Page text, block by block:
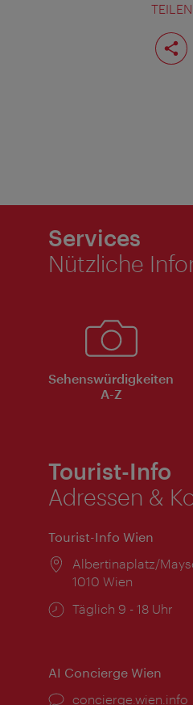
TEILEN
Seite
teilen
Services
Nützliche
Sehenswürdigkeiten
A-Z
Tourist-Info
Adressen &
Tourist-Info Wien
Ort:
Albertinaplatz/
1010 Wien
Öffnungszeiten:
Täglich 9 - 18 Uhr
AI Concierge Wien
Ort:
concierge.wien.info